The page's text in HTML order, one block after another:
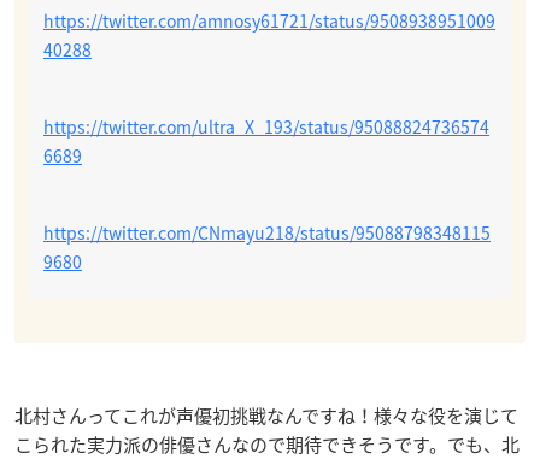
https://twitter.com/amnosy61721/status/9508938951009
40288
https://twitter.com/ultra_X_193/status/95088824736574
6689
https://twitter.com/CNmayu218/status/95088798348115
9680
北村さんってこれが声優初挑戦なんですね！様々な役を演じて
こられた実力派の俳優さんなので期待できそうです。でも、北